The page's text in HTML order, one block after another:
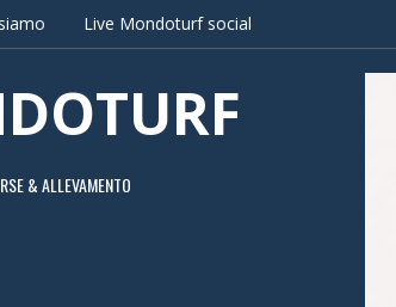
Live Mondoturf social
& ALLEVAMENTO